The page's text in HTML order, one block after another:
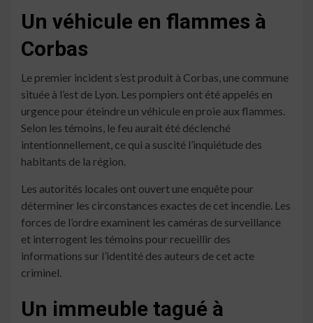
Un véhicule en flammes à
Corbas
Le premier incident s’est produit à Corbas, une commune
située à l’est de Lyon. Les pompiers ont été appelés en
urgence pour éteindre un véhicule en proie aux flammes.
Selon les témoins, le feu aurait été déclenché
intentionnellement, ce qui a suscité l’inquiétude des
habitants de la région.
Les autorités locales ont ouvert une enquête pour
déterminer les circonstances exactes de cet incendie. Les
forces de l’ordre examinent les caméras de surveillance
et interrogent les témoins pour recueillir des
informations sur l’identité des auteurs de cet acte
criminel.
Un immeuble tagué à